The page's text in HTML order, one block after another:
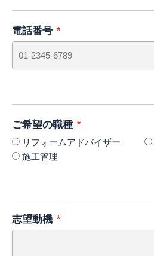
電話番号
ご希望の職種
リフォームアドバイザー
施工管理
志望動機